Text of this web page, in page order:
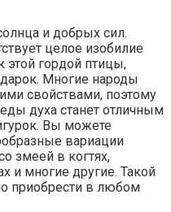
и добрых сил.
целое изобилие
этой гордой птицы,
Многие народы
свойствами, поэтому
духа станет отличным
Вы можете
вариации
змеей в когтях,
и многие другие. Такой
приобрести в любом